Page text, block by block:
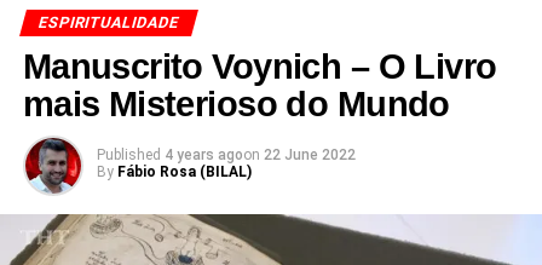
ESPIRITUALIDADE
Manuscrito Voynich – O Livro
mais Misterioso do Mundo
Published 4 years agoon 22 June 2022
By Fábio Rosa (BILAL)